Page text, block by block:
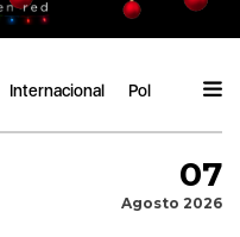
Internacional Política
07
Agosto 2026